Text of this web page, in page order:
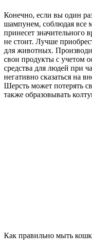
Конечно, если вы один
шампунем, соблюдая все
принесет значительного
не стоит. Лучше
для животных.
свои продукты с учетом
средства для людей при
негативно сказаться на
Шерсть может потерять
также образовывать
Как правильно мыть